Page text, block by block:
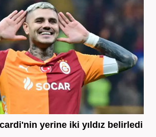
yerine iki yıldız belirledi